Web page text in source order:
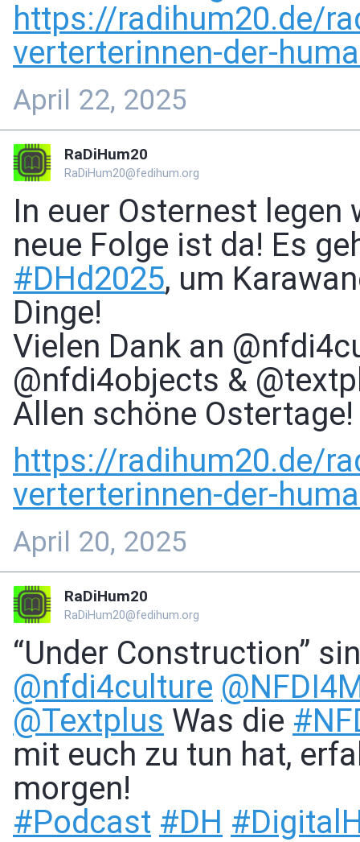
https://radihum20.de/
verterterinnen-der-
April 22, 2025
RaDiHum20
RaDiHum20@fedihum.org
In euer Osternest
neue Folge ist da! Es
#DHd2025, um
Dinge!
Vielen Dank an
@nfdi4objects &
Allen schöne Ostertage!
https://radihum20.de/
verterterinnen-der-
April 20, 2025
RaDiHum20
RaDiHum20@fedihum.org
“Under Construction”
@nfdi4culture @
@Textplus Was die #
mit euch zu tun hat,
morgen!
#Podcast #DH #